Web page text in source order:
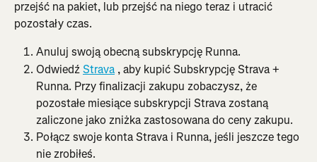
przejść na pakiet, lub przejść na niego teraz i utracić
pozostały czas.
Anuluj swoją obecną subskrypcję Runna.
Odwiedź Strava , aby kupić Subskrypcję Strava +
Runna. Przy finalizacji zakupu zobaczysz, że
pozostałe miesiące subskrypcji Strava zostaną
zaliczone jako zniżka zastosowana do ceny zakupu.
Połącz swoje konta Strava i Runna, jeśli jeszcze tego
nie zrobiłeś.